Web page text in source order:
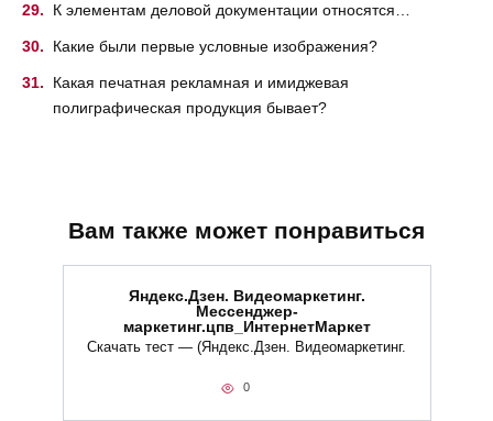
К элементам деловой документации относятся…
Какие были первые условные изображения?
Какая печатная рекламная и имиджевая
полиграфическая продукция бывает?
Вам также может понравиться
Яндекс.Дзен. Видеомаркетинг.
Мессенджер-
маркетинг.цпв_ИнтернетМаркет
Скачать тест — (Яндекс.Дзен. Видеомаркетинг.
0